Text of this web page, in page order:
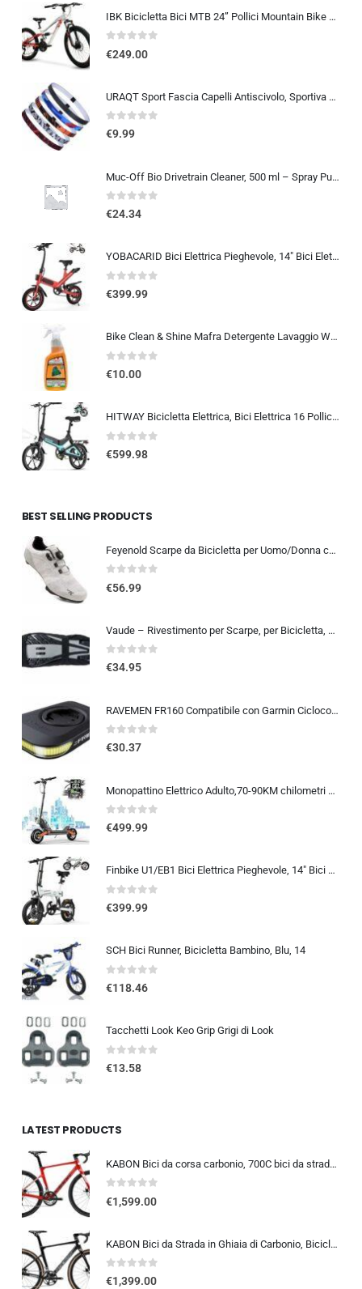
IBK Bicicletta Bici MTB 24” Pollici Mountain Bike BIAMMORTIZZATA Ragazzo Cambio 21 Velocità Freni a Disco
0out of 5
€249.00
URAQT Sport Fascia Capelli Antiscivolo, Sportiva Fasce per Capelli Sottile Elastico Turbante Fasciaa, Sport Fasce Sottile Uni
0out of 5
€9.99
Muc-Off Bio Drivetrain Cleaner, 500 ml – Spray Pulisci Catena Bici e Sgrassatore Catena Bici – Efficace e Biodegradabile – Pe
0out of 5
€24.34
YOBACARID Bici Elettrica Pieghevole, 14″ Bici Elettrica da 250W Motore 36V 10.4AH Batteria, Autonomia di 45 KM Bici Pieghe…
0out of 5
€399.99
Bike Clean & Shine Mafra Detergente Lavaggio Waterless Senza Acqua per Moto, Scooter, Bici e Monopattini, Lavaggio a Secco, P
0out of 5
€10.00
HITWAY Bicicletta Elettrica, Bici Elettrica 16 Pollici, Pieghevole E BIKE Batteria 36V/7,8Ah, Motore 250W, Massima 25km/h,…
0out of 5
€599.98
BEST SELLING PRODUCTS
Feyenold Scarpe da Bicicletta per Uomo/Donna compatibili con Peloton,Compatibile con l’installazione Look &SPD SPD-SL Lock Tr
0out of 5
€56.99
Vaude – Rivestimento per Scarpe, per Bicicletta, Gaiter
0out of 5
€34.95
RAVEMEN FR160 Compatibile con Garmin Ciclocomputer, 6 modalità di illuminazione Ciclismo Accessori per Luce Lampeggiante di a
0out of 5
€30.37
Monopattino Elettrico Adulto,70-90KM chilometri Capacità Della Batteria 48V 26Ah,Carico Massimo 150 kg, Pneumatici Da 10 Pollici, Mezzo pieghevole per spostamenti su lunghe distanze
0out of 5
€499.99
Finbike U1/EB1 Bici Elettrica Pieghevole, 14″ Bici Elettrica da 280.8 WH Batteria, Autonomia di 40 KM, Motore 250W, E-Bike…
0out of 5
€399.99
SCH Bici Runner, Bicicletta Bambino, Blu, 14
0out of 5
€118.46
Tacchetti Look Keo Grip Grigi di Look
0out of 5
€13.58
LATEST PRODUCTS
KABON Bici da corsa carbonio, 700C bici da strada T800 Completamente carbonio con Shimano 105 R7000 22 velocità 8.1 KG Leg…
0out of 5
€1,599.00
KABON Bici da Strada in Ghiaia di Carbonio, Bicicletta con Telaio in Fibra di Carbonio T800 con Bicicletta da Corsa con Fr…
0out of 5
€1,399.00